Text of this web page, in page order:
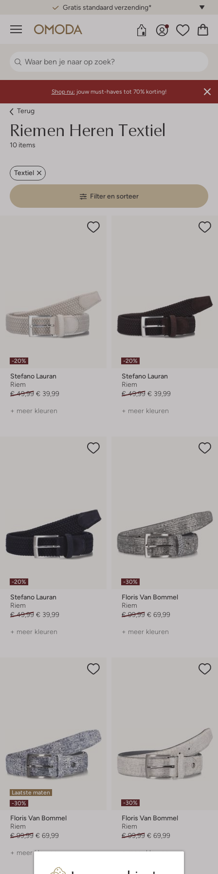
Gratis standaard verzending*
Menu
Shop nu: jouw must-haves tot 70% korting!
Terug
Riemen Heren Textiel
10 items
Textiel
Filter en sorteer
-20%
Stefano Lauran
Riem
€ 49,99 € 39,99
+ meer kleuren
-20%
Stefano Lauran
Riem
€ 49,99 € 39,99
+ meer kleuren
-20%
Stefano Lauran
Riem
€ 49,99 € 39,99
+ meer kleuren
-30%
Floris Van Bommel
Riem
€ 99,99 € 69,99
+ meer kleuren
Laatste maten
-30%
Floris Van Bommel
Riem
€ 99,99 € 69,99
+ meer kleuren
-30%
Floris Van Bommel
Riem
€ 99,99 € 69,99
+ meer kleuren